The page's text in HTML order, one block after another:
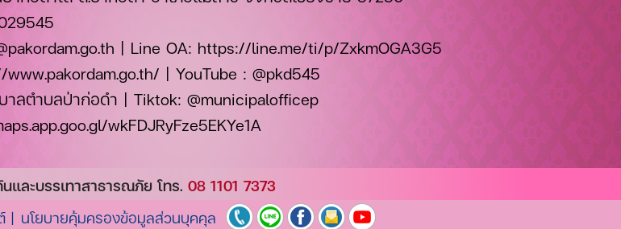
| Line OA: https://line.me/ti/p/ZxkmOGA3G5
| YouTube : @pkd545
าลตำบลป่าก่อดำ | Tiktok: @municipalofficep
wkFDJRyFze5EKYe1A
และบรรเทาสาธารณภัย โทร. 08 1101 7373
| นโยบายคุ้มครองข้อมูลส่วนบุคคุล